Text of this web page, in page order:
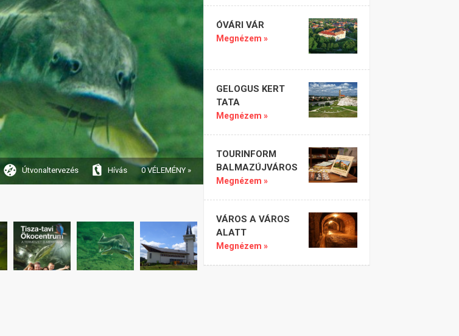
Útvonaltervezés Hívás 0 VÉLEMÉNY »
ÓVÁRI VÁR
Megnézem »
GELOGUS KERT
TATA
Megnézem »
TOURINFORM
BALMAZÚJVÁROS
Megnézem »
VÁROS A VÁROS
ALATT
Megnézem »